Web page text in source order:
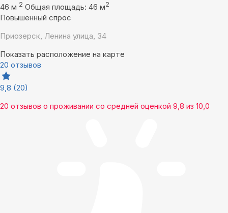
46 м 2 Общая площадь: 46 м2
Повышенный спрос
Приозерск, Ленина улица, 34
Показать расположение на карте
20 отзывов
9,8 (20)
20 отзывов о проживании со средней оценкой 9,8 из 10,0